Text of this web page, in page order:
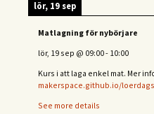
lör, 19 sep
Matlagning för nybörjare
lör, 19 sep @ 09:00- 10:00
Kurs i att laga enkel mat. Mer
makerspace.github.io/
See more details